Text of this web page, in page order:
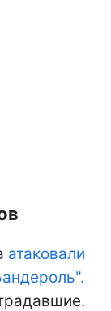
атаковали